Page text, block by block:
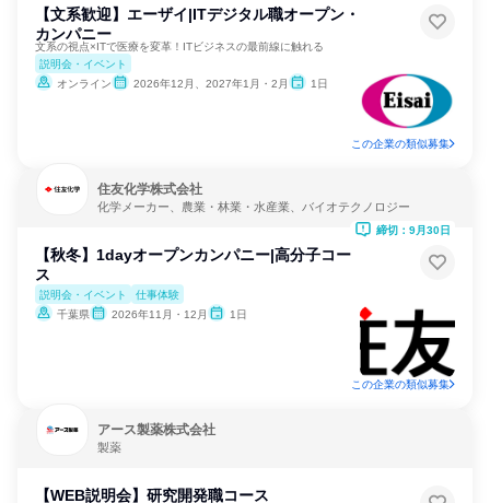
【文系歓迎】エーザイ|ITデジタル職オープン・
カンパニー
文系の視点×ITで医療を変革！ITビジネスの最前線に触れる
説明会・イベント
オンライン
2026年12月、2027年1月・2月 1日
この企業の類似募集
住友化学株式会社
化学メーカー、農業・林業・水産業、バイオテクノロジー
【秋冬】1dayオープンカンパニー|⾼分⼦コー
ス
説明会・イベント
仕事体験
千葉県
2026年11月・12月 1日
締切：9月30日
この企業の類似募集
アース製薬株式会社
製薬
【WEB説明会】研究開発職コース